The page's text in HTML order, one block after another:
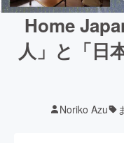
Home
人」と「日
Noriko Azu